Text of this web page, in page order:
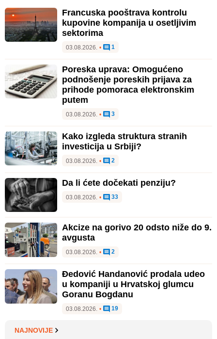
Francuska pooštrava kontrolu
kupovine kompanija u osetljivim
sektorima
03.08.2026. • 1
Poreska uprava: Omogućeno
podnošenje poreskih prijava za
prihode pomoraca elektronskim
putem
03.08.2026. • 3
Kako izgleda struktura stranih
investicija u Srbiji?
03.08.2026. • 2
Da li ćete dočekati penziju?
03.08.2026. • 33
Akcize na gorivo 20 odsto niže do 9.
avgusta
03.08.2026. • 2
Đedović Handanović prodala udeo
u kompaniji u Hrvatskoj glumcu
Goranu Bogdanu
03.08.2026. • 19
NAJNOVIJE